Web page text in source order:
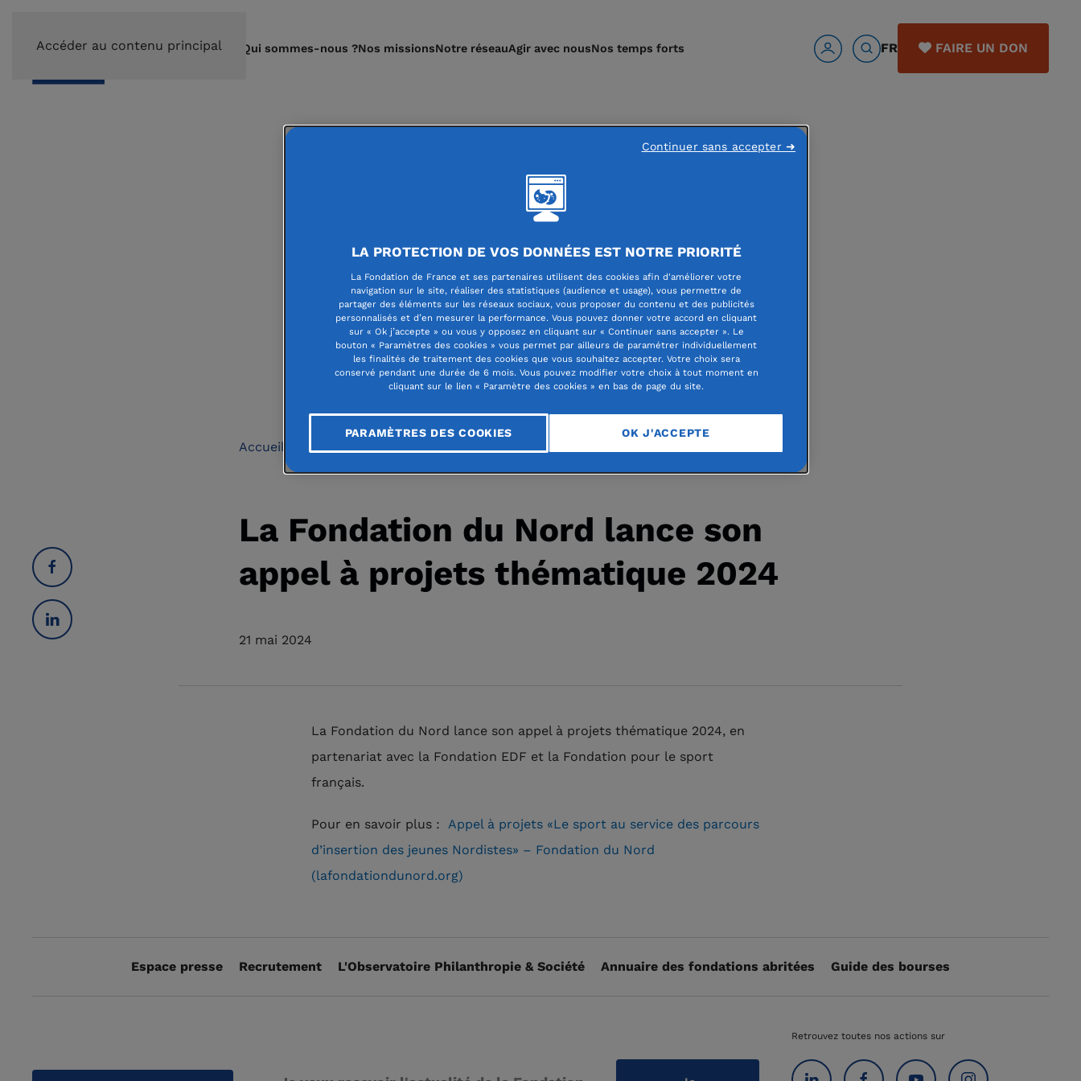
Accéder au contenu principal Qui sommes-nous ?Nos missionsNotre réseauAgir avec nousNos temps forts FR FAIRE UN DON
Accueil L'actualité des fondations abritées
La Fondation du Nord lance son
appel à projets thématique 2024
21 mai 2024
La Fondation du Nord lance son appel à projets thématique 2024, en
partenariat avec la Fondation EDF et la Fondation pour le sport
français.
Pour en savoir plus : Appel à projets «Le sport au service des parcours
d’insertion des jeunes Nordistes» – Fondation du Nord
(lafondationdunord.org)
Espace presse Recrutement L'Observatoire Philanthropie & Société Annuaire des fondations abritées Guide des bourses
Retrouvez toutes nos actions sur
LA PROTECTION DE VOS DONNÉES EST NOTRE PRIORITÉ
La Fondation de France et ses partenaires utilisent des cookies afin d'améliorer votre
navigation sur le site, réaliser des statistiques (audience et usage), vous permettre de
partager des éléments sur les réseaux sociaux, vous proposer du contenu et des publicités
personnalisés et d’en mesurer la performance. Vous pouvez donner votre accord en cliquant
sur « Ok j’accepte » ou vous y opposez en cliquant sur « Continuer sans accepter ». Le
bouton « Paramètres des cookies » vous permet par ailleurs de paramétrer individuellement
les finalités de traitement des cookies que vous souhaitez accepter. Votre choix sera
conservé pendant une durée de 6 mois. Vous pouvez modifier votre choix à tout moment en
cliquant sur le lien « Paramètre des cookies » en bas de page du site.
PARAMÈTRES DES COOKIES OK J'ACCEPTE
Continuer sans accepter ➜